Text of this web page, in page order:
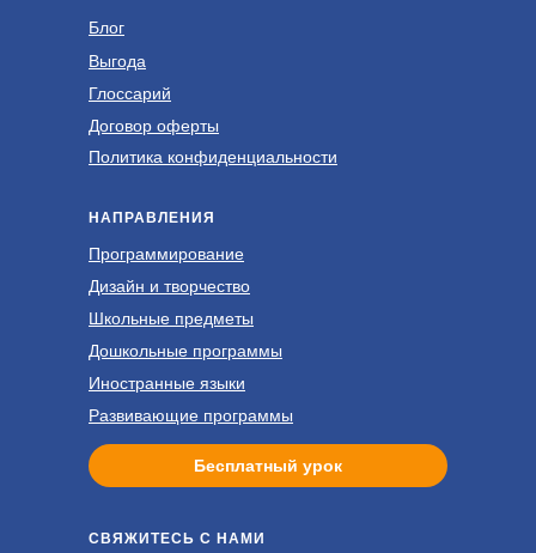
Блог
НАПРАВЛЕНИЯ
Программирование
Выгода
Глоссарий
Школьные предметы
Дизайн и творчество
СВЯЖИТЕСЬ С НАМИ
Бесплатный урок
Политика конфиденциальности
Договор оферты
Дошкольные программы
Иностранные языки
Развивающие программы